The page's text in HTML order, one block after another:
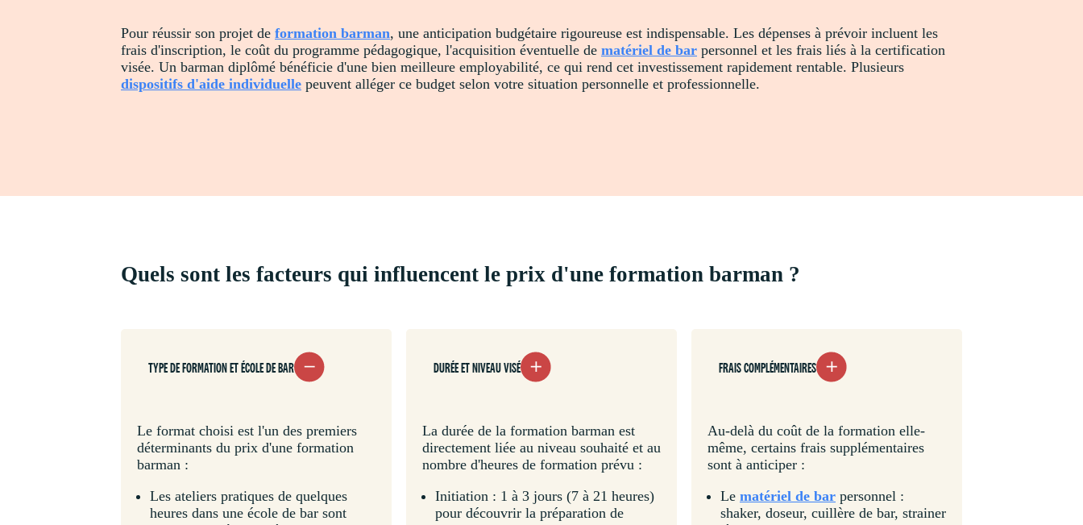
Pour réussir son projet de formation barman, une anticipation budgétaire rigoureuse est indispensable. Les dépenses à prévoir incluent les
frais d'inscription, le coût du programme pédagogique, l'acquisition éventuelle de matériel de bar personnel et les frais liés à la certification
visée. Un barman diplômé bénéficie d'une bien meilleure employabilité, ce qui rend cet investissement rapidement rentable. Plusieurs
dispositifs d'aide individuelle peuvent alléger ce budget selon votre situation personnelle et professionnelle.
Quels sont les facteurs qui influencent le prix d'une formation barman ?
TYPE DE FORMATION ET ÉCOLE DE BAR
Le format choisi est l'un des premiers
déterminants du prix d'une formation
barman :
Les ateliers pratiques de quelques
heures dans une école de bar sont
DURÉE ET NIVEAU VISÉ
La durée de la formation barman est
directement liée au niveau souhaité et au
nombre d'heures de formation prévu :
Initiation : 1 à 3 jours (7 à 21 heures)
pour découvrir la préparation de
FRAIS COMPLÉMENTAIRES
Au-delà du coût de la formation elle-
même, certains frais supplémentaires
sont à anticiper :
Le matériel de bar personnel :
shaker, doseur, cuillère de bar, strainer